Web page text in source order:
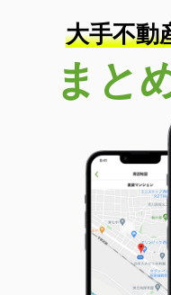
大手不動
まと